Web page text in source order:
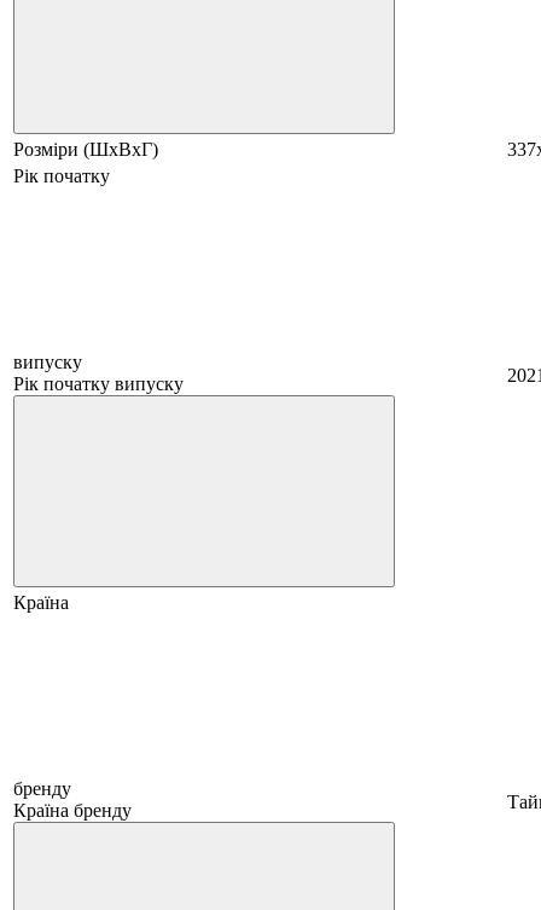
Розміри (ШхВхГ)
Рік початку
випуску
Рік початку випуску
Країна
бренду
Країна бренду